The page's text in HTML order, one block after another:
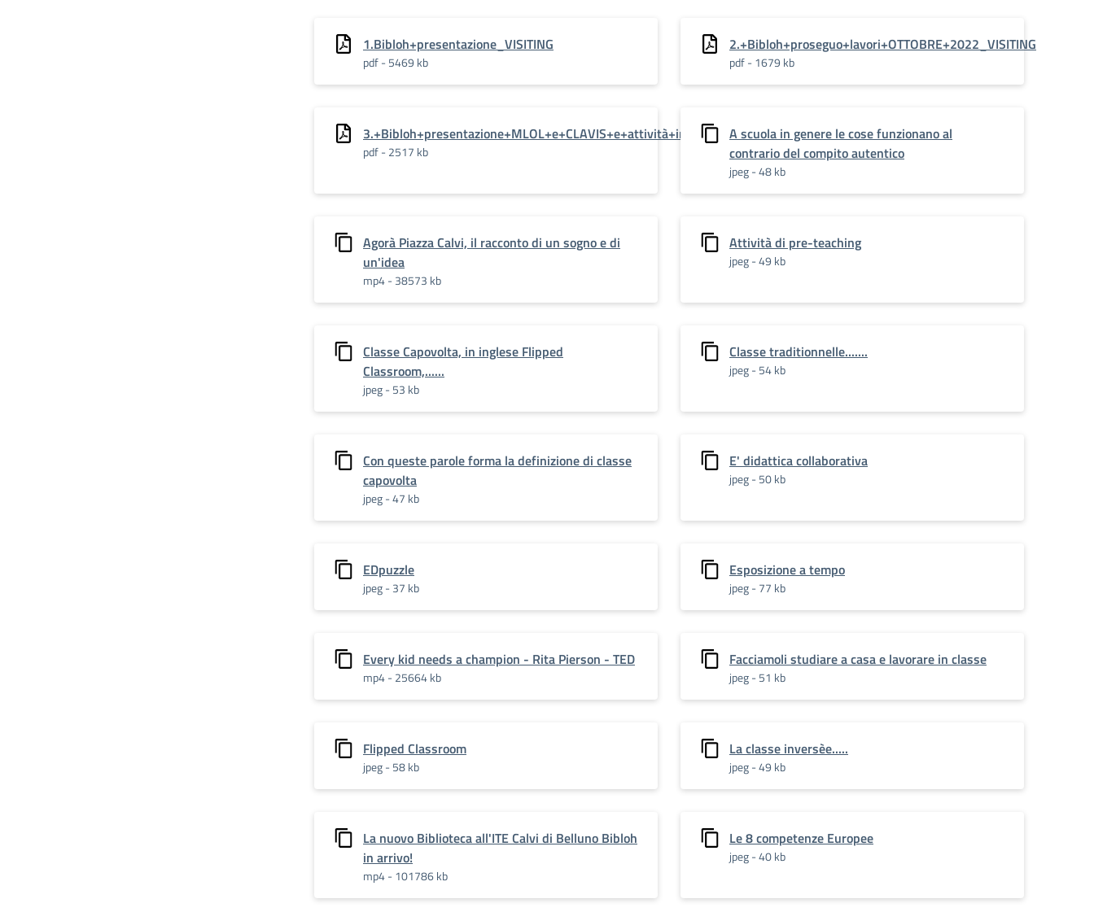
1.Bibloh+presentazione_VISITING
pdf - 5469 kb
2.+Bibloh+proseguo+lavori+OTTOBRE+2022_VISITING
pdf - 1679 kb
3.+Bibloh+presentazione+MLOL+e+CLAVIS+e+attività+in+Bibloh_VISITING
pdf - 2517 kb
A scuola in genere le cose funzionano al
contrario del compito autentico
jpeg - 48 kb
Agorà Piazza Calvi, il racconto di un sogno e di
un'idea
mp4 - 38573 kb
Attività di pre-teaching
jpeg - 49 kb
Classe Capovolta, in inglese Flipped
Classroom,......
jpeg - 53 kb
Classe traditionnelle.......
jpeg - 54 kb
Con queste parole forma la definizione di classe
capovolta
jpeg - 47 kb
E' didattica collaborativa
jpeg - 50 kb
EDpuzzle
jpeg - 37 kb
Esposizione a tempo
jpeg - 77 kb
Every kid needs a champion - Rita Pierson - TED
mp4 - 25664 kb
Facciamoli studiare a casa e lavorare in classe
jpeg - 51 kb
Flipped Classroom
jpeg - 58 kb
La classe inversèe.....
jpeg - 49 kb
La nuovo Biblioteca all'ITE Calvi di Belluno Bibloh
in arrivo!
mp4 - 101786 kb
Le 8 competenze Europee
jpeg - 40 kb